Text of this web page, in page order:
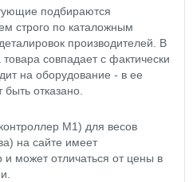
подбираются
строго по каталожным
производителей. В
совпадает с фактически
на оборудование - в ее
отказано.
М1) для весов
на сайте имеет
может отличаться от цены в